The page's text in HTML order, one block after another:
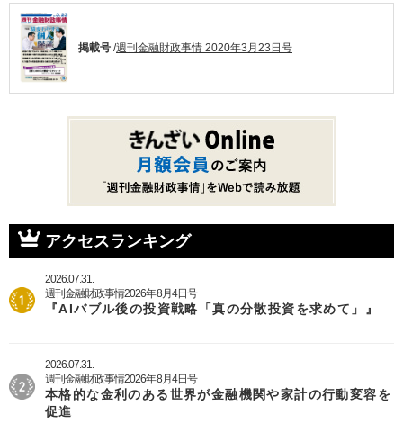
掲載号 /週刊金融財政事情 2020年3月23日号
アクセスランキング
2026.07.31.
週刊金融財政事情2026年8月4日号
『AIバブル後の投資戦略「真の分散投資を求めて」』
2026.07.31.
週刊金融財政事情2026年8月4日号
本格的な金利のある世界が金融機関や家計の行動変容を
促進